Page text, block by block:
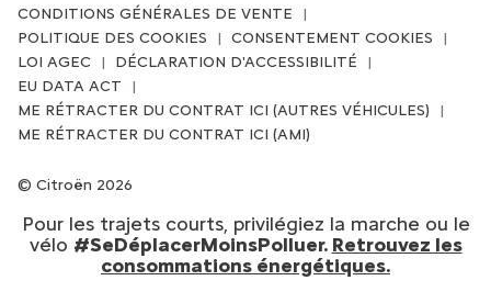
Citroën 2026
CONDITIONS GÉNÉRALES DE VENTE
POLITIQUE DES COOKIES
CONSENTEMENT COOKIES
LOI AGEC
DÉCLARATION D'ACCESSIBILITÉ
EU DATA ACT
ME RÉTRACTER DU CONTRAT ICI (AUTRES VÉHICULES)
ME RÉTRACTER DU CONTRAT ICI (AMI)
Pour les trajets courts, privilégiez la marche ou le
vélo #SeDéplacerMoinsPolluer. Retrouvez les
consommations énergétiques.